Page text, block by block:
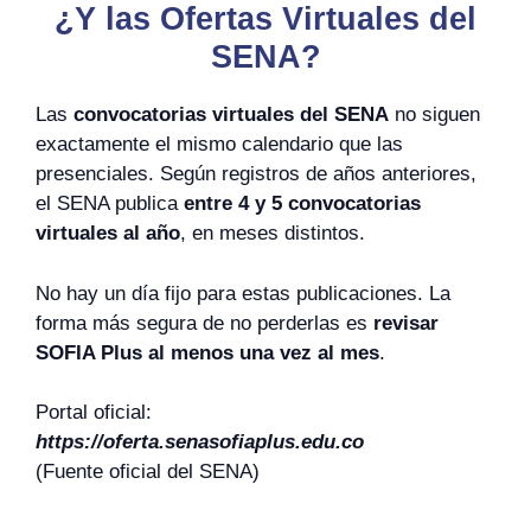
¿Y las Ofertas Virtuales del
SENA?
Las convocatorias virtuales del SENA no siguen
exactamente el mismo calendario que las
presenciales. Según registros de años anteriores,
el SENA publica entre 4 y 5 convocatorias
virtuales al año, en meses distintos.
No hay un día fijo para estas publicaciones. La
forma más segura de no perderlas es revisar
SOFIA Plus al menos una vez al mes.
Portal oficial:
https://oferta.senasofiaplus.edu.co
(Fuente oficial del SENA)